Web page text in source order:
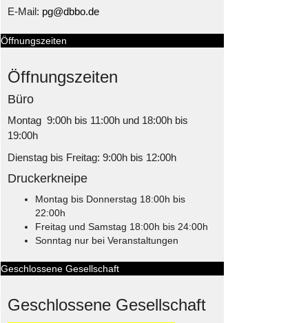
E-Mail: pg@dbbo.de
Öffnungszeiten
Öffnungszeiten
Büro
Montag 9:00h bis 11:00h und 18:00h bis
19:00h
Dienstag bis Freitag: 9:00h bis 12:00h
Druckerkneipe
Montag bis Donnerstag 18:00h bis
22:00h
Freitag und Samstag 18:00h bis 24:00h
Sonntag nur bei Veranstaltungen
Geschlossene Gesellschaft
Geschlossene Gesellschaft